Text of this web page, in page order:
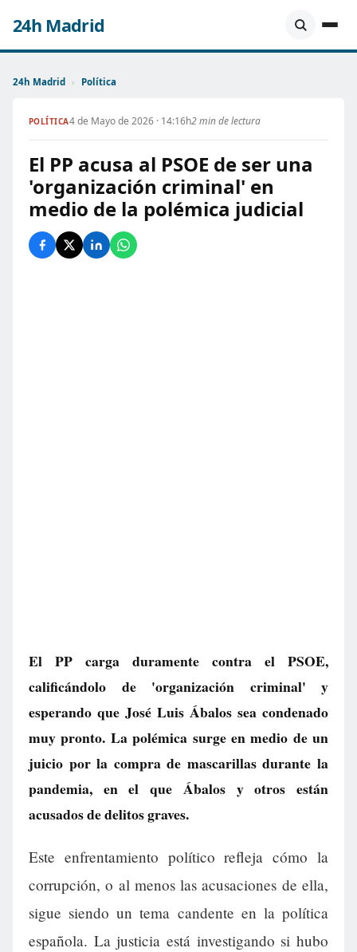
24h Madrid
24h Madrid › Política
POLÍTICA4 de Mayo de 2026 · 14:16h2 min de lectura
El PP acusa al PSOE de ser una
'organización criminal' en
medio de la polémica judicial
El PP carga duramente contra el PSOE,
calificándolo de 'organización criminal' y
esperando que José Luis Ábalos sea condenado
muy pronto. La polémica surge en medio de un
juicio por la compra de mascarillas durante la
pandemia, en el que Ábalos y otros están
acusados de delitos graves.
Este enfrentamiento político refleja cómo la
corrupción, o al menos las acusaciones de ella,
sigue siendo un tema candente en la política
española. La justicia está investigando si hubo